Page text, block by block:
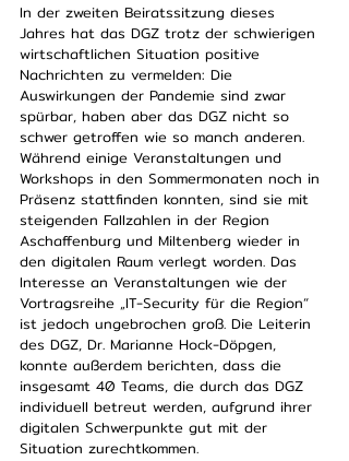
In der zweiten Beiratssitzung dieses
Jahres hat das DGZ trotz der schwierigen
wirtschaftlichen Situation positive
Nachrichten zu vermelden: Die
Auswirkungen der Pandemie sind zwar
spürbar, haben aber das DGZ nicht so
schwer getroffen wie so manch anderen.
Während einige Veranstaltungen und
Workshops in den Sommermonaten noch in
Präsenz stattfinden konnten, sind sie mit
steigenden Fallzahlen in der Region
Aschaffenburg und Miltenberg wieder in
den digitalen Raum verlegt worden. Das
Interesse an Veranstaltungen wie der
Vortragsreihe „IT-Security für die Region“
ist jedoch ungebrochen groß. Die Leiterin
des DGZ, Dr. Marianne Hock-Döpgen,
konnte außerdem berichten, dass die
insgesamt 40 Teams, die durch das DGZ
individuell betreut werden, aufgrund ihrer
digitalen Schwerpunkte gut mit der
Situation zurechtkommen.